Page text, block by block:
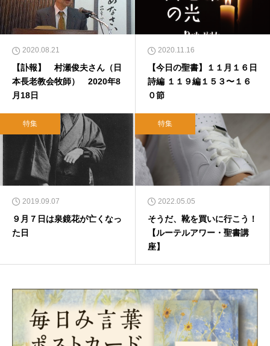
2020.08.21
【訃報】 村瀬俊夫さん（日
本長老教会牧師） 2020年8
月18日
2020.11.16
【今日の聖書】１１月１６日
詩編 １１９編１５３〜１６
０節
特集
2019.09.07
９月７日は泉鏡花が亡くなっ
た日
特集
2022.05.05
そうだ、靴を買いに行こう！
【ルーテルアワー・聖書講
座】